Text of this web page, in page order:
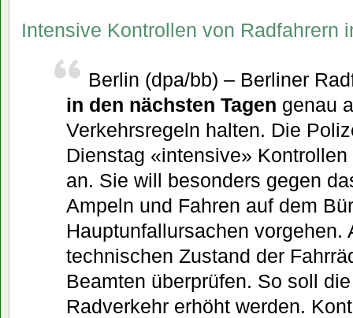
Intensive Kontrollen von Radfahrern
Berlin (dpa/bb) – Berliner
in den nächsten Tagen genau
Verkehrsregeln halten. Die
Dienstag «intensive»
an. Sie will besonders gegen
Ampeln und Fahren auf dem
Hauptunfallursachen vorgehen.
technischen Zustand der
Beamten überprüfen. So soll
Radverkehr erhöht werden.